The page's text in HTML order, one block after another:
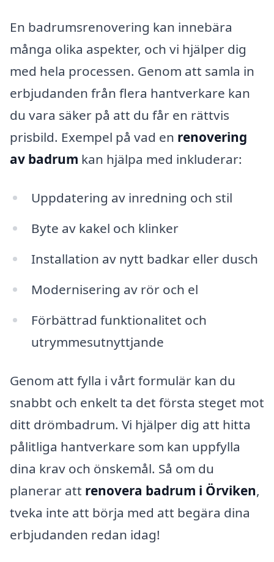
En badrumsrenovering kan innebära
många olika aspekter, och vi hjälper dig
med hela processen. Genom att samla in
erbjudanden från flera hantverkare kan
du vara säker på att du får en rättvis
prisbild. Exempel på vad en renovering
av badrum kan hjälpa med inkluderar:
Uppdatering av inredning och stil
Byte av kakel och klinker
Installation av nytt badkar eller dusch
Modernisering av rör och el
Förbättrad funktionalitet och
utrymmesutnyttjande
Genom att fylla i vårt formulär kan du
snabbt och enkelt ta det första steget mot
ditt drömbadrum. Vi hjälper dig att hitta
pålitliga hantverkare som kan uppfylla
dina krav och önskemål. Så om du
planerar att renovera badrum i Örviken,
tveka inte att börja med att begära dina
erbjudanden redan idag!